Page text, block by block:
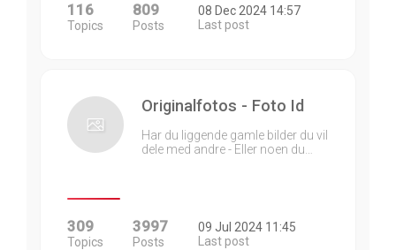
116
Topics
809
Posts
08 Dec 2024 14:57
Last post
Originalfotos - Foto Id
Har du liggende gamle bilder du vil
dele med andre - Eller noen du…
309
Topics
3997
Posts
09 Jul 2024 11:45
Last post